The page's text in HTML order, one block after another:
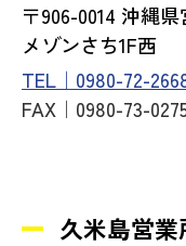
〒906-0014 沖縄
メゾンさち1F西
TEL｜0980-72-
FAX｜0980-73-
久米島営業